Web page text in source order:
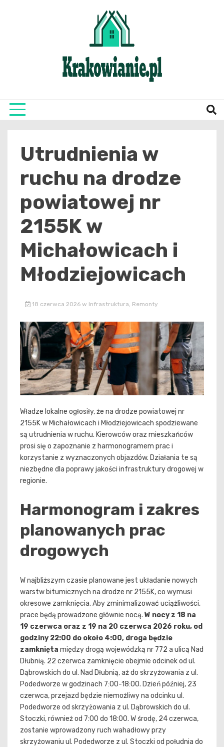
Utrudnienia w
ruchu na drodze
powiatowej nr
2155K w
Michałowicach i
Młodziejowicach
18 czerwca 2026 w Infrastruktura, Remonty
Władze lokalne ogłosiły, że na drodze powiatowej nr
2155K w Michałowicach i Młodziejowicach spodziewane
są utrudnienia w ruchu. Kierowców oraz mieszkańców
prosi się o zapoznanie z harmonogramem prac i
korzystanie z wyznaczonych objazdów. Działania te są
niezbędne dla poprawy jakości infrastruktury drogowej w
regionie.
Harmonogram i zakres
planowanych prac
drogowych
W najbliższym czasie planowane jest układanie nowych
warstw bitumicznych na drodze nr 2155K, co wymusi
okresowe zamknięcia. Aby zminimalizować uciążliwości,
prace będą prowadzone głównie nocą. W nocy z 18 na
19 czerwca oraz z 19 na 20 czerwca 2026 roku, od
godziny 22:00 do około 4:00, droga będzie
zamknięta między drogą wojewódzką nr 772 a ulicą Nad
Dłubnią. 22 czerwca zamknięcie obejmie odcinek od ul.
Dąbrowskich do ul. Nad Dłubnią, aż do skrzyżowania z ul.
Podedworze w godzinach 7:00-18:00. Dzień później, 23
czerwca, przejazd będzie niemożliwy na odcinku ul.
Podedworze od skrzyżowania z ul. Dąbrowskich do ul.
Stoczki, również od 7:00 do 18:00. W środę, 24 czerwca,
zostanie wprowadzony ruch wahadłowy przy
skrzyżowaniu ul. Podedworze z ul. Stoczki od południa do